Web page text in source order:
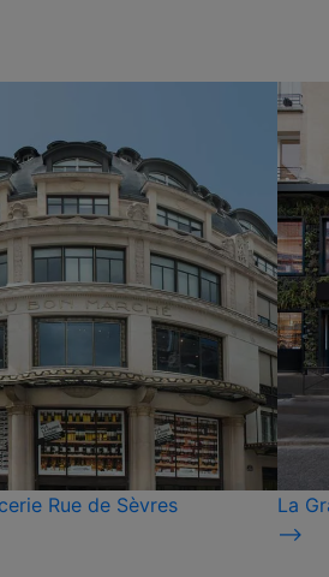
Rue de Sèvres
La
⟶